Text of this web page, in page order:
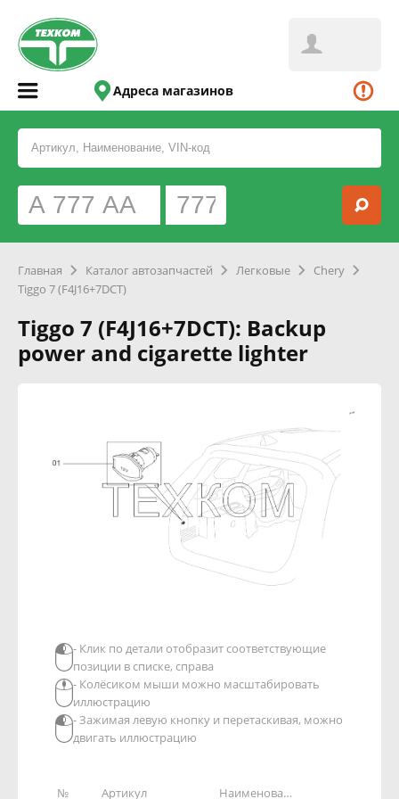
Адреса магазинов
Главная Каталог автозапчастей Легковые
Chery
Tiggo 7 (F4J16+7DCT)
Tiggo 7 (F4J16+7DCT): Backup
power and cigarette lighter
№ Артикул Наименование детали
- Клик по детали отобразит соответствующие
позиции в списке, справа
- Колёсиком мыши можно масштабировать
иллюстрацию
- Зажимая левую кнопку и перетаскивая, можно
двигать иллюстрацию